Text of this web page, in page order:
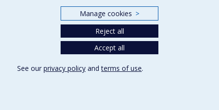
Manage cookies >
Reject all
Accept all
See our privacy policy andterms of use.